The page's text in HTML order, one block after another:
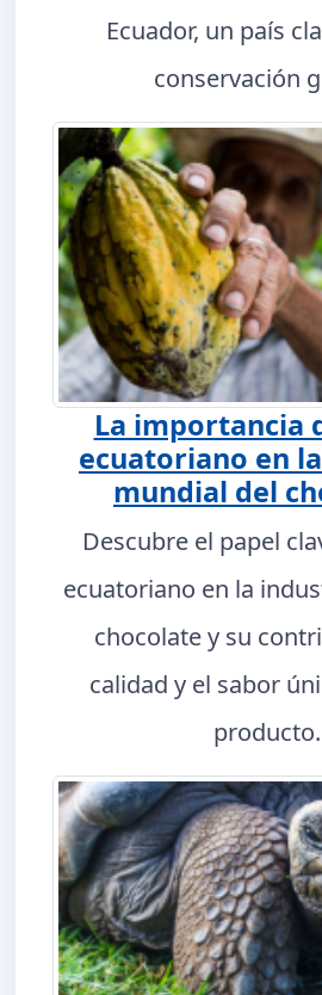
Ecuador, un país
conservación
La importancia
ecuatoriano en
mundial del
Descubre el papel
ecuatoriano en la
chocolate y su
calidad y el sabor
producto.